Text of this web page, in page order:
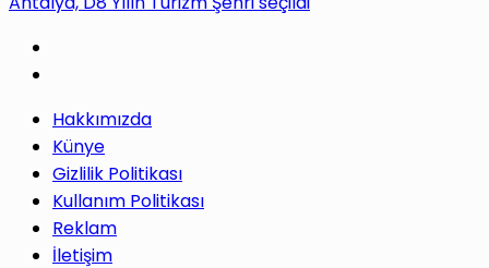
yap
...
Hakkımızda
Künye
Gizlilik Politikası
Kullanım Politikası
Reklam
İletişim